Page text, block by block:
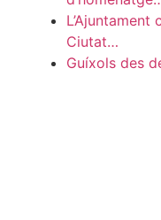
L’Ajuntament
Ciutat…
Guíxols des